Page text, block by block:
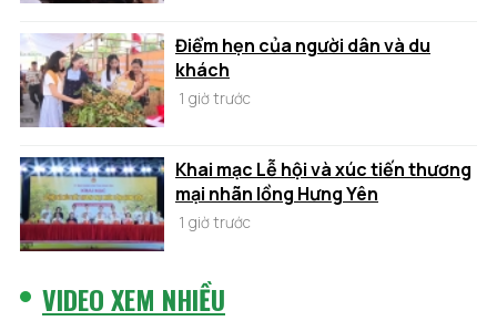
Điểm hẹn của người dân và du
khách
1 giờ trước
Khai mạc Lễ hội và xúc tiến thương
mại nhãn lồng Hưng Yên
1 giờ trước
VIDEO XEM NHIỀU